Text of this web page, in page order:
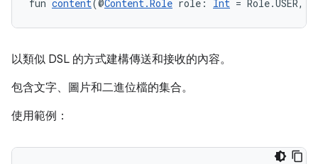
fun content(@Content.Role role: Int =
以類似 DSL 的方式建構傳送和接收的內容。
包含文字、圖片和二進位檔的集合。
使用範例：